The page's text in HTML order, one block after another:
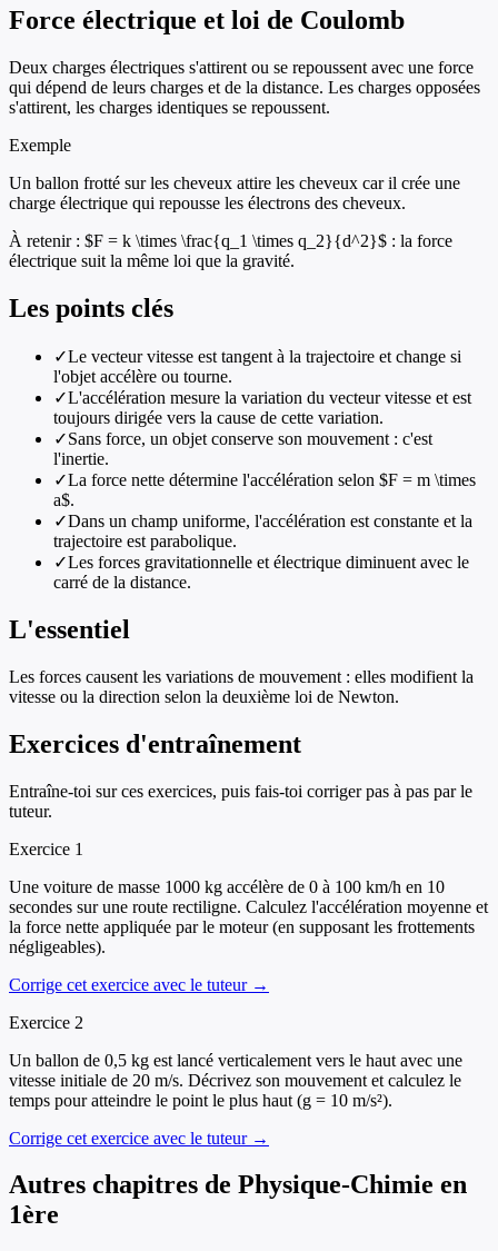
Force électrique et loi de Coulomb
Deux charges électriques s'attirent ou se repoussent avec une force
qui dépend de leurs charges et de la distance. Les charges opposées
s'attirent, les charges identiques se repoussent.
Exemple
Un ballon frotté sur les cheveux attire les cheveux car il crée une
charge électrique qui repousse les électrons des cheveux.
À retenir : $F = k \times \frac{q_1 \times q_2}{d^2}$ : la force
électrique suit la même loi que la gravité.
Les points clés
✓Le vecteur vitesse est tangent à la trajectoire et change si
l'objet accélère ou tourne.
✓L'accélération mesure la variation du vecteur vitesse et est
toujours dirigée vers la cause de cette variation.
✓Sans force, un objet conserve son mouvement : c'est
l'inertie.
✓La force nette détermine l'accélération selon $F = m \times
a$.
✓Dans un champ uniforme, l'accélération est constante et la
trajectoire est parabolique.
✓Les forces gravitationnelle et électrique diminuent avec le
carré de la distance.
L'essentiel
Les forces causent les variations de mouvement : elles modifient la
vitesse ou la direction selon la deuxième loi de Newton.
Exercices d'entraînement
Entraîne-toi sur ces exercices, puis fais-toi corriger pas à pas par le
tuteur.
Exercice 1
Une voiture de masse 1000 kg accélère de 0 à 100 km/h en 10
secondes sur une route rectiligne. Calculez l'accélération moyenne et
la force nette appliquée par le moteur (en supposant les frottements
négligeables).
Corrige cet exercice avec le tuteur →
Exercice 2
Un ballon de 0,5 kg est lancé verticalement vers le haut avec une
vitesse initiale de 20 m/s. Décrivez son mouvement et calculez le
temps pour atteindre le point le plus haut (g = 10 m/s²).
Corrige cet exercice avec le tuteur →
Autres chapitres de Physique-Chimie en
1ère